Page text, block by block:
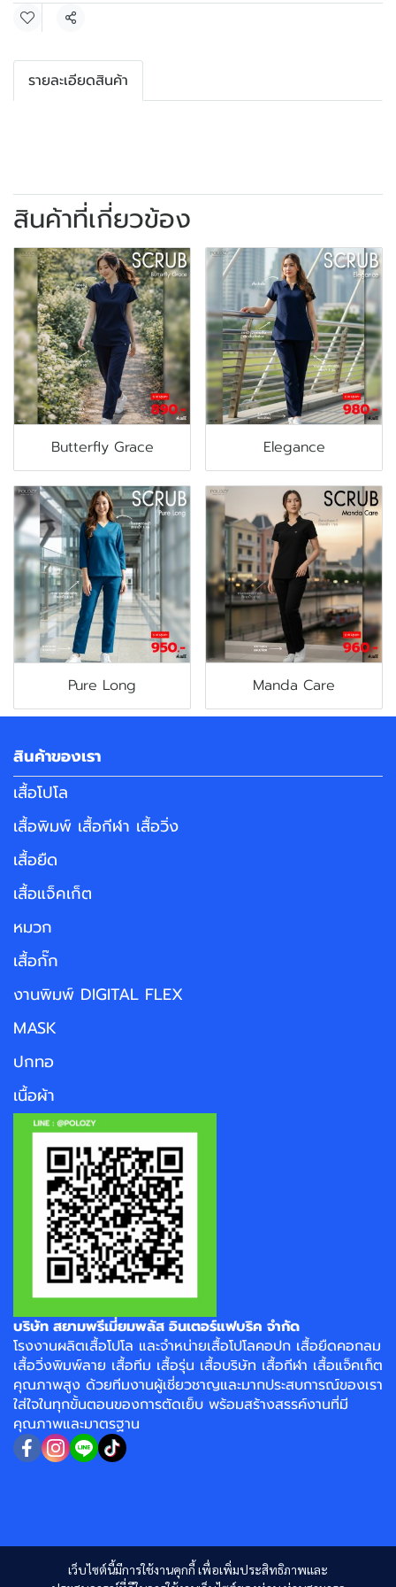
แชร์
รายละเอียดสินค้า
สินค้าที่เกี่ยวข้อง
Butterfly Grace Elegance
Pure Long Manda Care
เว็บไซต์นี้มีการใช้งานคุกกี้ เพื่อเพิ่มประสิทธิภาพและ
สินค้าของเรา
เสื้อโปโล
เสื้อพิมพ์ เสื้อกีฬา เสื้อวิ่ง
เสื้อยืด
เสื้อแจ็คเก็ต
หมวก
เสื้อกั๊ก
งานพิมพ์ DIGITAL FLEX
MASK
ปกทอ
เนื้อผ้า
บริษัท สยามพรีเมี่ยมพลัส อินเตอร์แฟบริค จำกัด
โรงงานผลิตเสื้อโปโล และจำหน่ายเสื้อโปโลคอปก เสื้อยืดคอกลม
เสื้อวิ่งพิมพ์ลาย เสื้อทีม เสื้อรุ่น เสื้อบริษัท เสื้อกีฬา เสื้อแจ็คเก็ต
คุณภาพสูง ด้วยทีมงานผู้เชี่ยวชาญและมากประสบการณ์ของเรา
ใส่ใจในทุกขั้นตอนของการตัดเย็บ พร้อมสร้างสรรค์งานที่มี
คุณภาพและมาตรฐาน